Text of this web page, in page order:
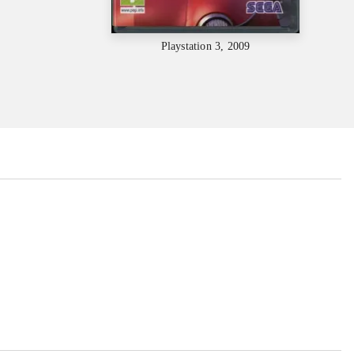
Playstation 3, 2009